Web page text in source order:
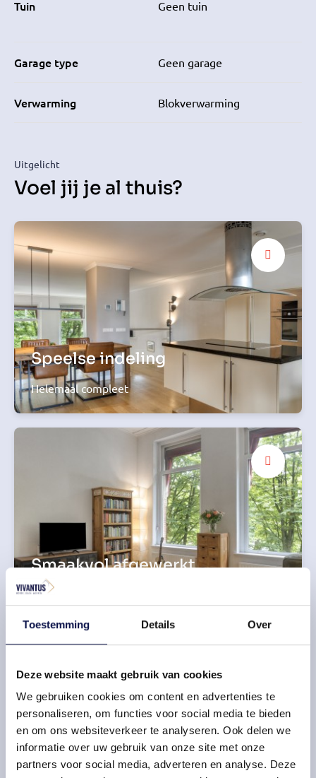
Toestemming Details Over
Deze website maakt gebruik van cookies
We gebruiken cookies om content en advertenties te
personaliseren, om functies voor social media te bieden
en om ons websiteverkeer te analyseren. Ook delen we
informatie over uw gebruik van onze site met onze
partners voor social media, adverteren en analyse. Deze
Tuin Geen tuin
Garage type Geen garage
Verwarming Blokverwarming
Uitgelicht
Voel jij je al thuis?
Speelse indeling
Helemaal compleet
Smaakvol afgewerkt
Veel lichtinval
2 slaapkamers